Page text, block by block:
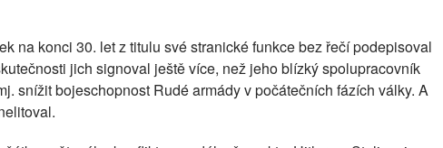
na konci 30. let z titulu své stranické funkce bez řečí podepisoval
jich signoval ještě více, než jeho blízký spolupracovník
snížit bojeschopnost Rudé armády v počátečních fázích války. A